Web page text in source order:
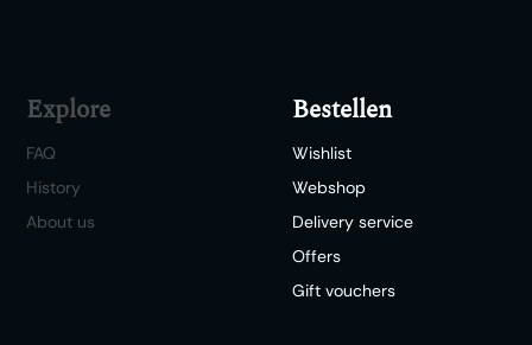
Explore
FAQ
History
About us
Bestellen
Wishlist
Webshop
Delivery service
Offers
Gift vouchers